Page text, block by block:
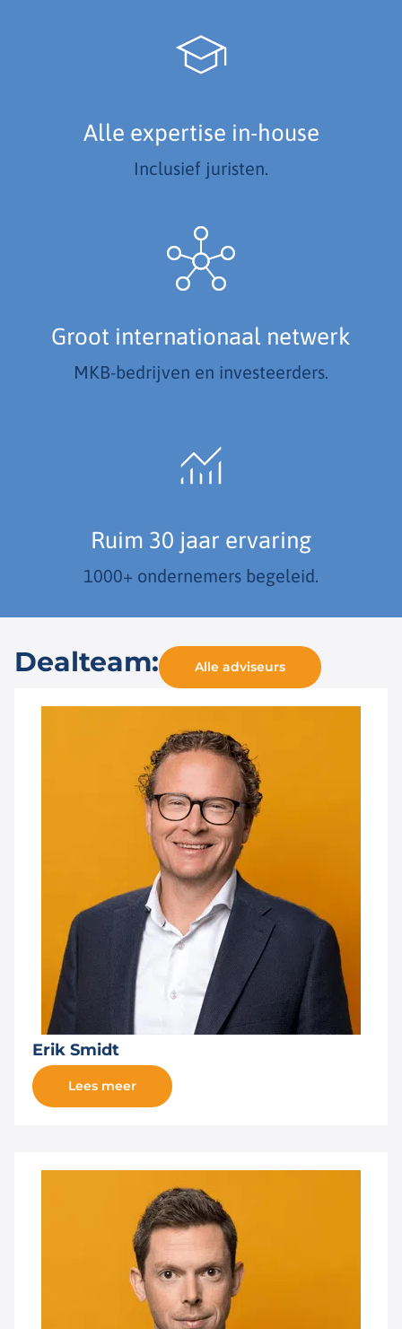
Alle expertise in-house
Inclusief juristen.
Groot internationaal netwerk
MKB-bedrijven en investeerders.
Ruim 30 jaar ervaring
1000+ ondernemers begeleid.
Dealteam: Alle adviseurs
Erik Smidt
Lees meer